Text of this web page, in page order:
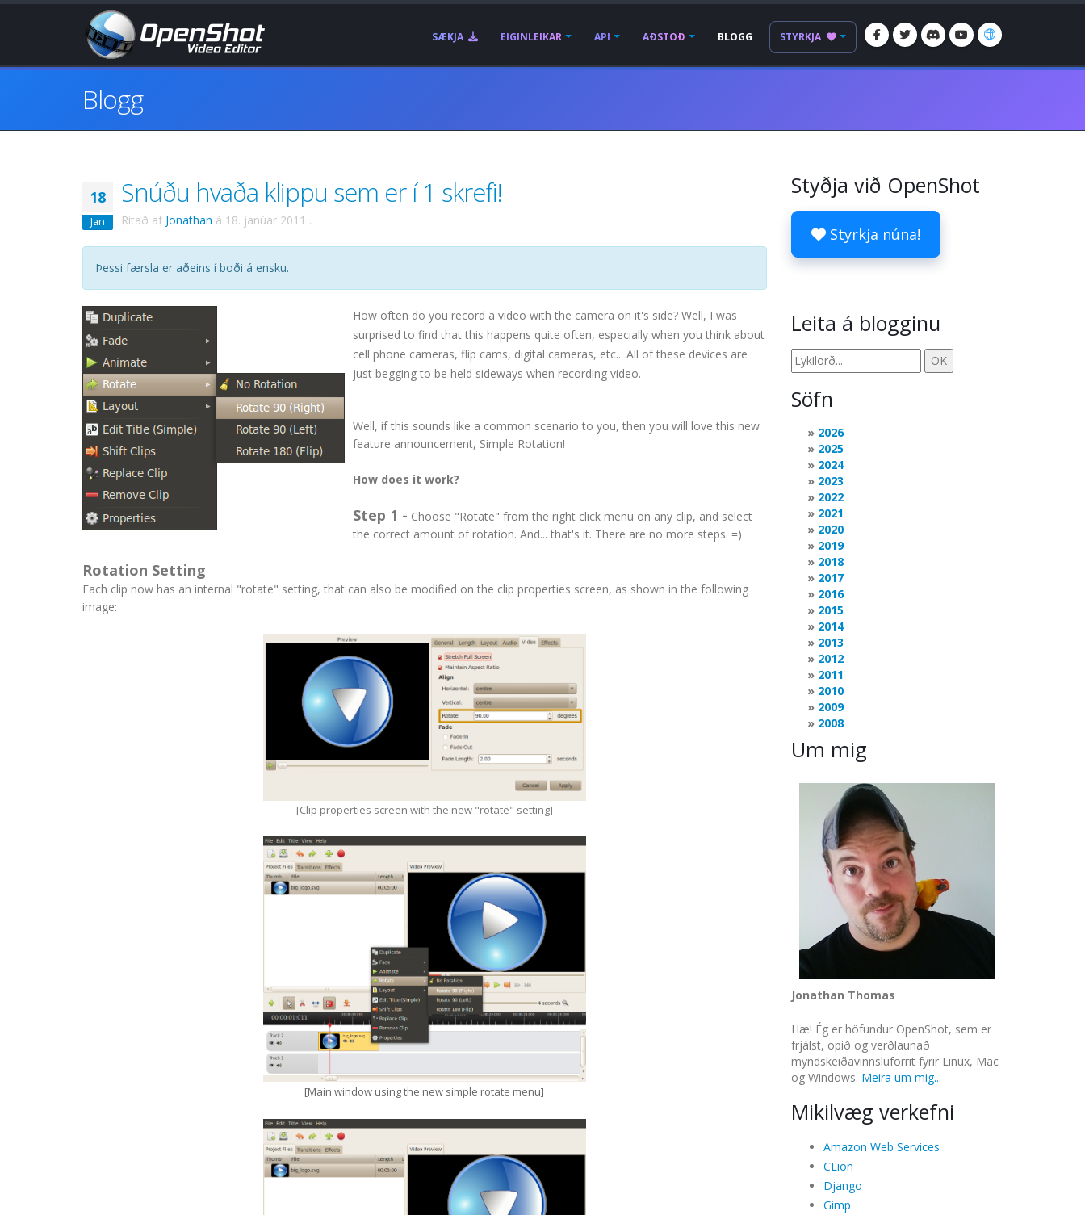
SÆKJA EIGINLEIKAR API AÐSTOÐ BLOGG STYRKJA
Blogg
18
Jan
Snúðu hvaða klippu sem er í 1 skrefi!
Ritað af Jonathan á 18. janúar 2011 .
Þessi færsla er aðeins í boði á ensku.
How often do you record a video with the camera on it's side? Well, I was
surprised to find that this happens quite often, especially when you think about
cell phone cameras, flip cams, digital cameras, etc... All of these devices are
just begging to be held sideways when recording video.
Well, if this sounds like a common scenario to you, then you will love this new
feature announcement, Simple Rotation!
How does it work?
Step 1 - Choose "Rotate" from the right click menu on any clip, and select
the correct amount of rotation. And... that's it. There are no more steps. =)
Rotation Setting
Each clip now has an internal "rotate" setting, that can also be modified on the clip properties screen, as shown in the following
image:
[Clip properties screen with the new "rotate" setting]
[Main window using the new simple rotate menu]
Styðja við OpenShot
Styrkja núna!
Leita á blogginu
Söfn
2026
2025
2024
2023
2022
2021
2020
2019
2018
2017
2016
2015
2014
2013
2012
2011
2010
2009
2008
Um mig
Jonathan Thomas
Hæ! Ég er höfundur OpenShot, sem er
frjálst, opið og verðlaunað
myndskeiðavinnsluforrit fyrir Linux, Mac
og Windows. Meira um mig...
Mikilvæg verkefni
Amazon Web Services
CLion
Django
Gimp